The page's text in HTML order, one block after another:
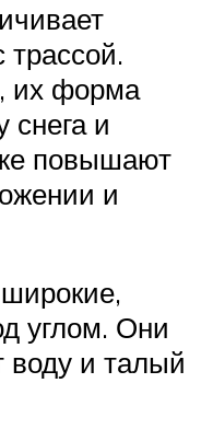
трассой.
их форма
снега и
повышают
и
углом. Они
воду и талый